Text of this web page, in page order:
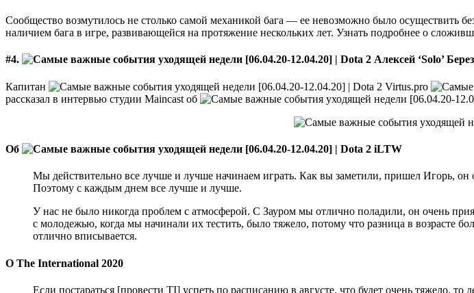
Сообщество возмутилось не столько самой механикой бага — ее невозможно было осуществить
наличием бага в игре, развивающейся на протяжение нескольких лет. Узнать подробнее о
#4. Алексей ‘Solo’
Капитан Virtus.pro
рассказал в интервью студии Maincast об
Об iLTW
Мы действительно все лучше и лучше начинаем играть. Как вы заметили, пришел Игорь,
Поэтому с каждым днем все лучше и лучше.
У нас не было никогда проблем с атмосферой. С Зауром мы отлично поладили, он очень
с молодежью, когда мы начинали их тестить, было тяжело, потому что разница в
отлично вписывается.
О The International 2020
Если постараться [провести TI] успеть по расписанию в августе, что будет очень тяжело,